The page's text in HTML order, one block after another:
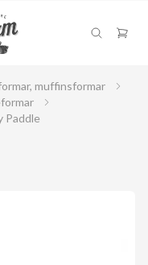
muffinsformar
Paddle